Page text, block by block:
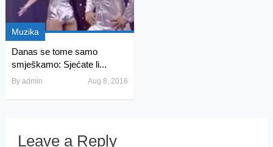
Muzika
Danas se tome samo
smješkamo: Sjećate li...
By admin Aug 8, 2016
Leave a Reply